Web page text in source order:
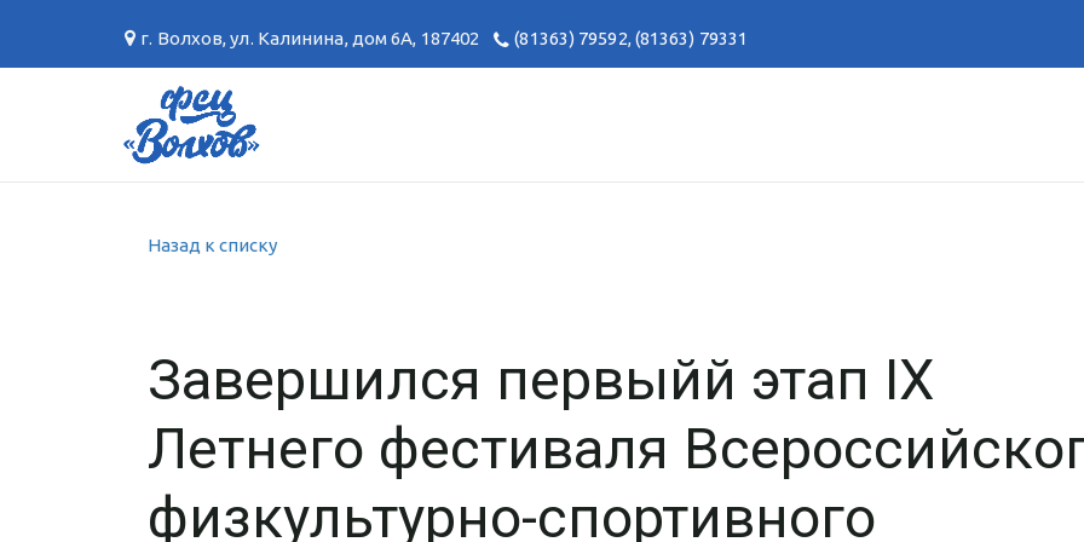
г. Волхов,ул. Калинина, дом 6А, 187402 (81363) 79592,(81363) 79331
Назад к списку
Завершился первыйй этап IX
Летнего фестиваля
физкультурно-спортивного